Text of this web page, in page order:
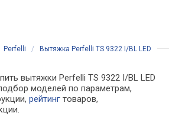
Perfelli / Вытяжка Perfelli TS 9322 I/BL LED
вытяжки Perfelli TS 9322 I/BL LED
моделей по параметрам,
рейтинг товаров,